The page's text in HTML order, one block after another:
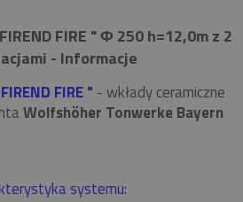
FIRE " Φ 250 h=12,0m z 2
- Informacje
FIRE " - wkłady ceramiczne
Wolfshöher Tonwerke Bayern
systemu: